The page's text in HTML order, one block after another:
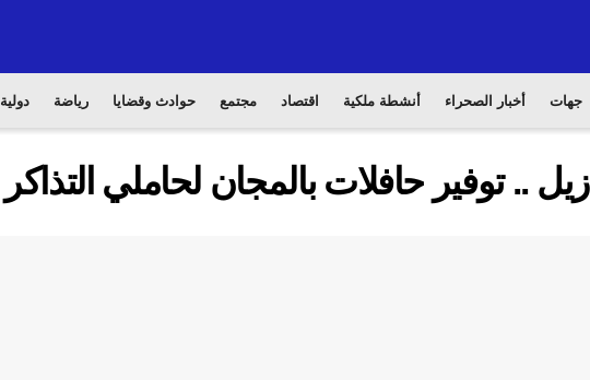
جهات أخبار الصحراء أنشطة ملكية اقتصاد مجتمع حوادث وقضايا رياضة دولية
.. توفير حافلات بالمجان لحاملي التذاكر